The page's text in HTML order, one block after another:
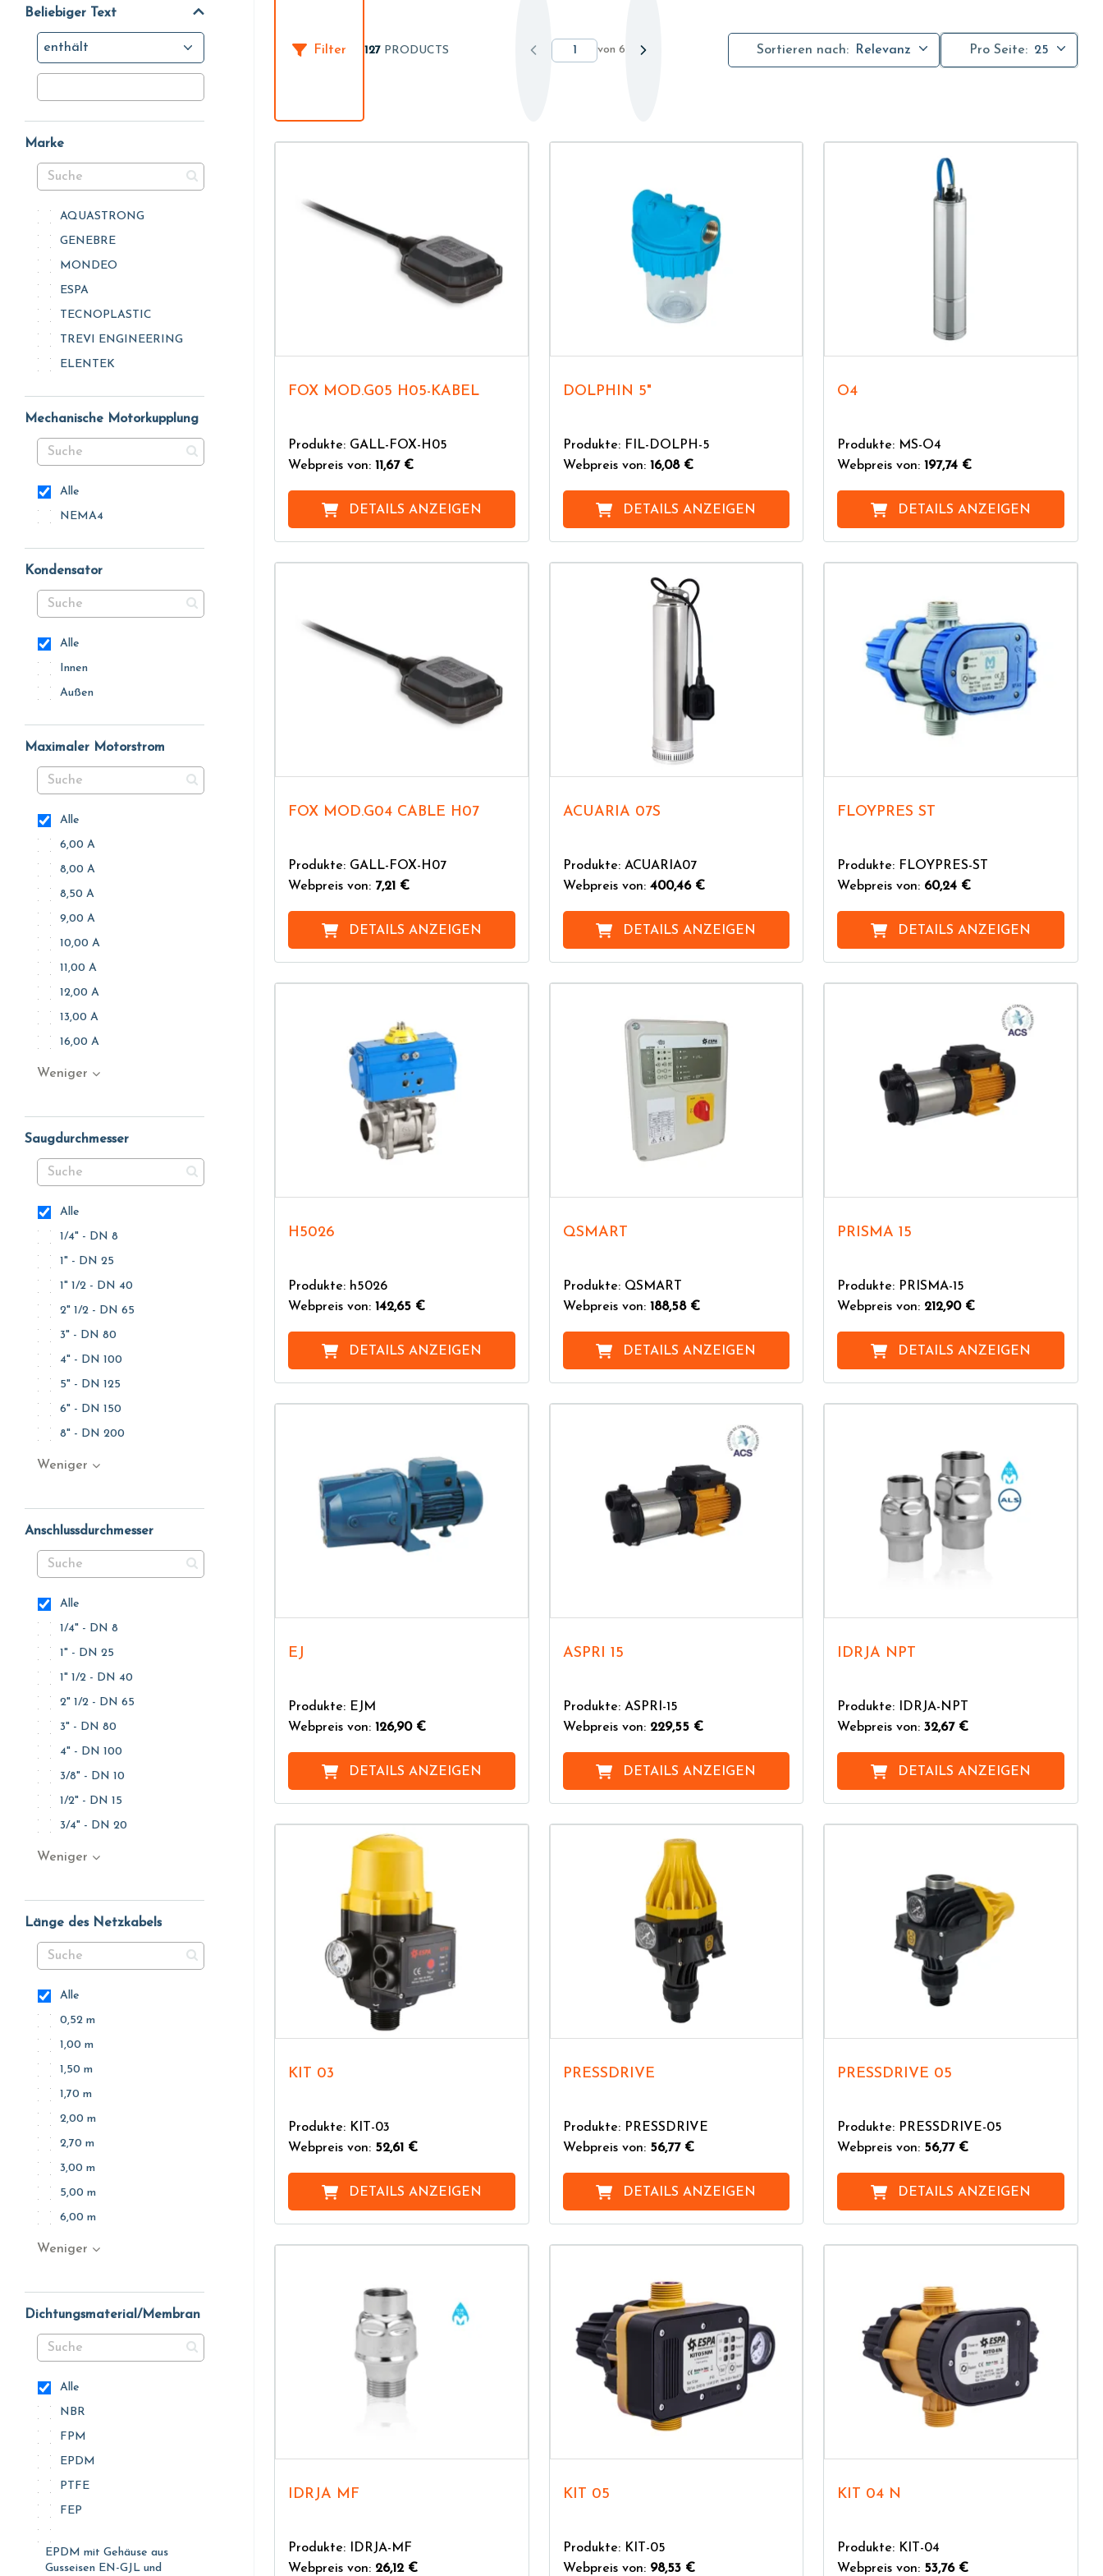
Beliebiger Text
enthält
Marke
AQUASTRONG
GENEBRE
MONDEO
ESPA
TECNOPLASTIC
TREVI ENGINEERING
ELENTEK
Mechanische Motorkupplung
Alle
NEMA4
Kondensator
Alle
Innen
Außen
Maximaler Motorstrom
Alle
6,00 A
8,00 A
8,50 A
9,00 A
10,00 A
11,00 A
12,00 A
13,00 A
16,00 A
Weniger
Saugdurchmesser
Alle
1/4" - DN 8
1" - DN 25
1" 1/2 - DN 40
2" 1/2 - DN 65
3" - DN 80
4" - DN 100
5" - DN 125
6" - DN 150
8" - DN 200
Weniger
Anschlussdurchmesser
Alle
1/4" - DN 8
1" - DN 25
1" 1/2 - DN 40
2" 1/2 - DN 65
3" - DN 80
4" - DN 100
3/8" - DN 10
1/2" - DN 15
3/4" - DN 20
Weniger
Länge des Netzkabels
Alle
0,52 m
1,00 m
1,50 m
1,70 m
2,00 m
2,70 m
3,00 m
5,00 m
6,00 m
Weniger
Dichtungsmaterial/Membran
Alle
NBR
FPM
EPDM
PTFE
FEP
EPDM mit Gehäuse aus
Gusseisen EN-GJL und
Filter 127 PRODUCTS von 6 Sortieren nach: Relevanz Pro Seite: 25
FOX MOD.G05 H05-KABEL
Produkte: GALL-FOX-H05
Webpreis von: 11,67 €
DETAILS ANZEIGEN
DOLPHIN 5"
Produkte: FIL-DOLPH-5
Webpreis von: 16,08 €
DETAILS ANZEIGEN
O4
Produkte: MS-O4
Webpreis von:197,74 €
DETAILS ANZEIGEN
FOX MOD.G04 CABLE H07
Produkte: GALL-FOX-H07
Webpreis von: 7,21 €
DETAILS ANZEIGEN
ACUARIA 07S
Produkte: ACUARIA07
Webpreis von: 400,46 €
DETAILS ANZEIGEN
FLOYPRES ST
Produkte: FLOYPRES-ST
Webpreis von: 60,24 €
DETAILS ANZEIGEN
H5026
Produkte: h5026
Webpreis von: 142,65 €
DETAILS ANZEIGEN
QSMART
Produkte: QSMART
Webpreis von: 188,58 €
DETAILS ANZEIGEN
PRISMA 15
Produkte: PRISMA-15
Webpreis von: 212,90 €
DETAILS ANZEIGEN
EJ
Produkte: EJM
Webpreis von: 126,90 €
DETAILS ANZEIGEN
ASPRI 15
Produkte: ASPRI-15
Webpreis von: 229,55 €
DETAILS ANZEIGEN
IDRJA NPT
Produkte: IDRJA-NPT
Webpreis von:32,67 €
DETAILS ANZEIGEN
KIT 03
Produkte: KIT-03
Webpreis von: 52,61 €
DETAILS ANZEIGEN
PRESSDRIVE
Produkte: PRESSDRIVE
Webpreis von: 56,77 €
DETAILS ANZEIGEN
PRESSDRIVE 05
Produkte: PRESSDRIVE-05
Webpreis von: 56,77 €
DETAILS ANZEIGEN
IDRJA MF
Produkte: IDRJA-MF
Webpreis von: 26,12 €
KIT 05
Produkte: KIT-05
Webpreis von: 98,53 €
KIT 04 N
Produkte: KIT-04
Webpreis von: 53,76 €